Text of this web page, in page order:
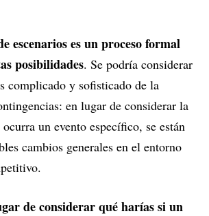
escenarios es un proceso formal
posibilidades. Se podría considerar
complicado y sofisticado de la
en lugar de considerar la
un evento específico, se están
cambios generales en el entorno
de considerar qué harías si un